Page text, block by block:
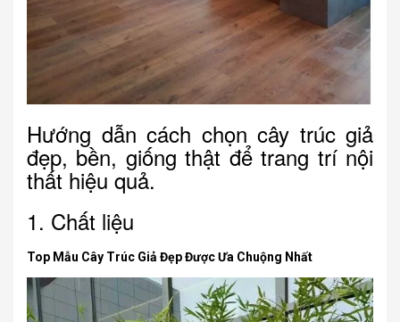
Hướng dẫn cách chọn cây trúc giả
đẹp, bền, giống thật để trang trí nội
thất hiệu quả.
1. Chất liệu
Top Mẫu Cây Trúc Giả Đẹp Được Ưa Chuộng Nhất